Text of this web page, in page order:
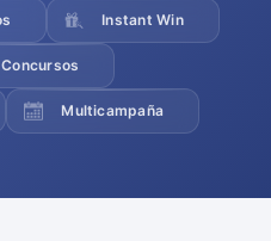
Instant Win
Concursos
Multicampaña